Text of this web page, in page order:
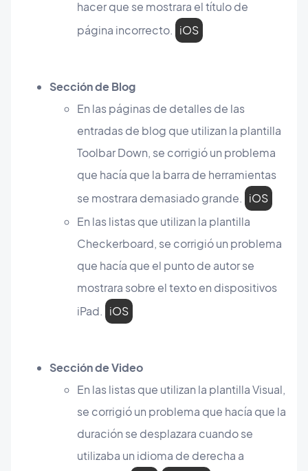
hacer que se mostrara el título de
página incorrecto. iOS
Sección de Blog
En las páginas de detalles de las
entradas de blog que utilizan la plantilla
Toolbar Down, se corrigió un problema
que hacía que la barra de herramientas
se mostrara demasiado grande. iOS
En las listas que utilizan la plantilla
Checkerboard, se corrigió un problema
que hacía que el punto de autor se
mostrara sobre el texto en dispositivos
iPad. iOS
Sección de Video
En las listas que utilizan la plantilla Visual,
se corrigió un problema que hacía que la
duración se desplazara cuando se
utilizaba un idioma de derecha a